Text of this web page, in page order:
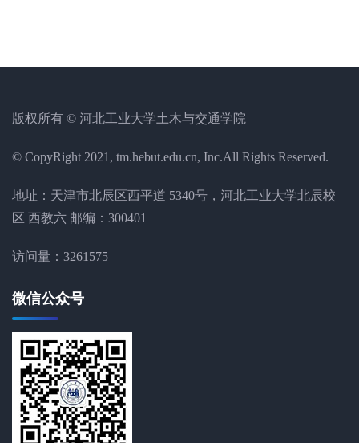
版权所有 © 河北工业大学土木与交通学院
© CopyRight 2021, tm.hebut.edu.cn, Inc.All Rights Reserved.
地址：天津市北辰区西平道 5340号，河北工业大学北辰校
区 西教六 邮编：300401
访问量： 3261575
微信公众号